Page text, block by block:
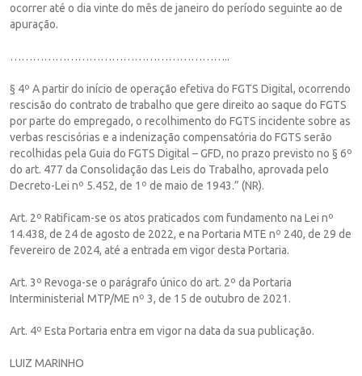
ocorrer até o dia vinte do mês de janeiro do período seguinte ao de
apuração.
…………………………………………………..
§ 4º A partir do início de operação efetiva do FGTS Digital, ocorrendo
rescisão do contrato de trabalho que gere direito ao saque do FGTS
por parte do empregado, o recolhimento do FGTS incidente sobre as
verbas rescisórias e a indenização compensatória do FGTS serão
recolhidas pela Guia do FGTS Digital – GFD, no prazo previsto no § 6º
do art. 477 da Consolidação das Leis do Trabalho, aprovada pelo
Decreto-Lei nº 5.452, de 1º de maio de 1943.” (NR).
Art. 2º Ratificam-se os atos praticados com fundamento na Lei nº
14.438, de 24 de agosto de 2022, e na Portaria MTE nº 240, de 29 de
fevereiro de 2024, até a entrada em vigor desta Portaria.
Art. 3º Revoga-se o parágrafo único do art. 2º da Portaria
Interministerial MTP/ME nº 3, de 15 de outubro de 2021.
Art. 4º Esta Portaria entra em vigor na data da sua publicação.
LUIZ MARINHO